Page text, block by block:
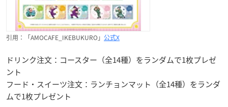
引用：「AMOCAFE_IKEBUKURO」 公式X
ドリンク注文：コースター（全14種）をランダムで1枚プレゼ
ント
フード・スイーツ注文：ランチョンマット（全14種）をランダ
ムで1枚プレゼント